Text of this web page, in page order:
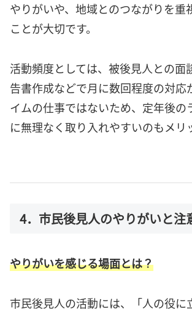
やりがいや、地域とのつながりを重
ことが大切です。
活動頻度としては、被後見人との面
告書作成などで月に数回程度の対応
イムの仕事ではないため、定年後の
に無理なく取り入れやすいのもメリ
4．市民後見人のやりがいと注
やりがいを感じる場面とは？
市民後見人の活動には、「人の役に